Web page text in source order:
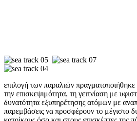
επιλογή των παραλιών
την επισκεψιμότητα, τη γειτνίαση με
δυνατότητα εξυπηρέτησης ατόμων με
παρεμβάσεις να προσφέρουν το μέγιστο